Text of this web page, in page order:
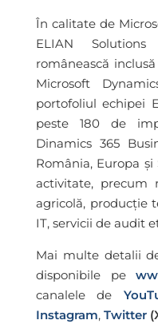
În calitate de
ELIAN
românească
Microsoft
portofoliul echipei
peste 180 de
Dinamics 365
România, Europa
activitate, precum
agricolă, producție
IT, servicii de audit
Mai multe detalii
disponibile pe
canalele de
Instagram, Twitter